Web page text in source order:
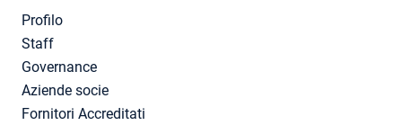
Profilo
Staff
Governance
Aziende socie
Fornitori Accreditati